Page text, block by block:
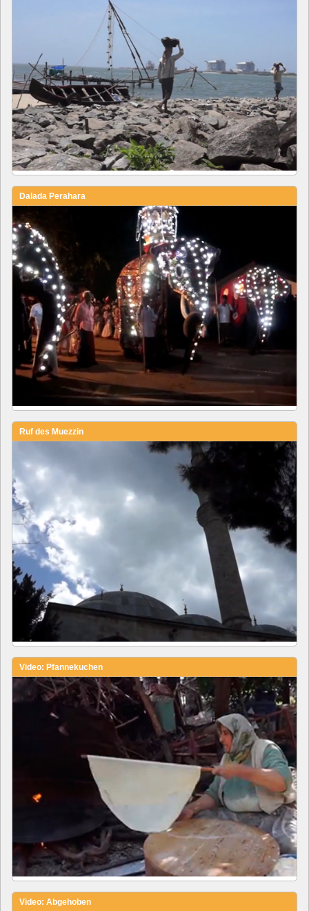
Dalada Perahara
Ruf des Muezzin
Video: Pfannekuchen
Video: Abgehoben